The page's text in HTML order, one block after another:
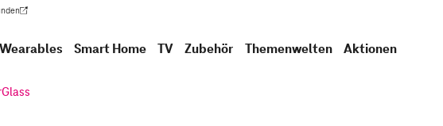
neuen Tab geöffnet)
Wearables Smart Home TV Zubehör Themenwelten Aktionen